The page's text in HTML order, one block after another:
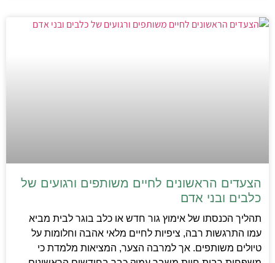
הצעדים הראשונים לחיים משותפים ורגועים של
כלבים ובני אדם
תהליך הכנסתו של אימוץ גור חדש או כלב בוגר לבית מביא
עמו התרגשות רבה, ציפיות לחיים מלאי אהבה וחלומות על
טיולים משותפים. אך למרבה הצער, המציאות מלמדת כי